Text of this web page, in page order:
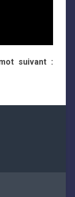
suivant :